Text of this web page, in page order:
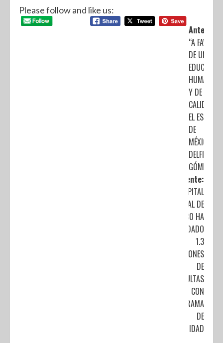
Please follow and like us:
Anterior:
“A FAVOR
DE UNA
EDUCACIÓN
Y DE
CALIDAD
EL ESTADO
DE
MÉXICO”:
DELFINA
GÓMEZ
Siguiente:
HOSPITAL
GENERAL DE
MÉXICO HA
BRINDADO
1.3
MILLONES
DE
CONSULTAS
CON
PROGRAMA
DE
GRATUIDAD